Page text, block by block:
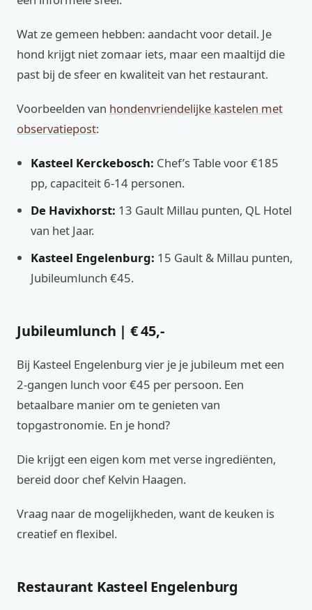
Wat ze gemeen hebben: aandacht voor detail. Je
hond krijgt niet zomaar iets, maar een maaltijd die
past bij de sfeer en kwaliteit van het restaurant.
Voorbeelden van hondenvriendelijke kastelen met
observatiepost:
Kasteel Kerckebosch: Chef’s Table voor €185
pp, capaciteit 6-14 personen.
De Havixhorst: 13 Gault Millau punten, QL Hotel
van het Jaar.
Kasteel Engelenburg: 15 Gault & Millau punten,
Jubileumlunch €45.
Jubileumlunch | € 45,-
Bij Kasteel Engelenburg vier je je jubileum met een
2-gangen lunch voor €45 per persoon. Een
betaalbare manier om te genieten van
topgastronomie. En je hond?
Die krijgt een eigen kom met verse ingrediënten,
bereid door chef Kelvin Haagen.
Vraag naar de mogelijkheden, want de keuken is
creatief en flexibel.
Restaurant Kasteel Engelenburg